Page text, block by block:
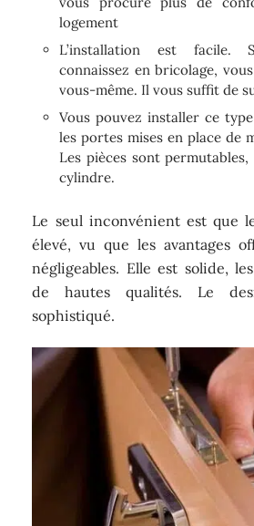
logement
L’installation est facile.
connaissez en bricolage,
vous-même. Il vous suffit de
Vous pouvez installer ce
les portes mises en place de
Les pièces sont
cylindre.
Le seul inconvénient est que
élevé, vu que les avantages
négligeables. Elle est solide,
de hautes qualités. Le
sophistiqué.